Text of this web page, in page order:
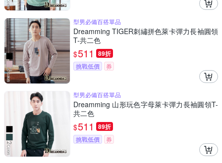
型男必備百搭單品
Dreamming TIGER刺繡拼色萊卡彈力長袖圓領
T-共二色
$511 89折
挑戰低價 券
型男必備百搭單品
Dreamming 山形玩色字母萊卡彈力長袖圓領T-
共二色
$511 89折
挑戰低價 券